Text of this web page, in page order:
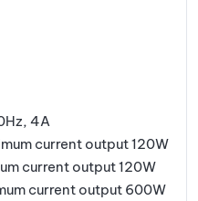
4A
current output 120W
current output 120W
current output 600W